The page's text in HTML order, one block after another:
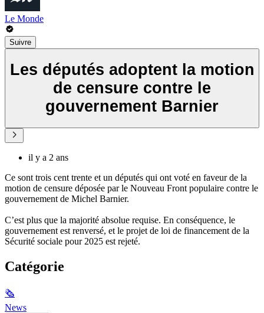
Le Monde
Suivre
Les députés adoptent la motion
de censure contre le
gouvernement Barnier
il y a 2 ans
Ce sont trois cent trente et un députés qui ont voté en faveur de la
motion de censure déposée par le Nouveau Front populaire contre le
gouvernement de Michel Barnier.
C’est plus que la majorité absolue requise. En conséquence, le
gouvernement est renversé, et le projet de loi de financement de la
Sécurité sociale pour 2025 est rejeté.
Catégorie
🗞
News